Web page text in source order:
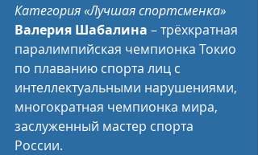
Категория «Лучшая спортсменка»
Валерия Шабалина – трёхкратная
паралимпийская чемпионка Токио
по плаванию спорта лиц с
интеллектуальными нарушениями,
многократная чемпионка мира,
заслуженный мастер спорта
России.